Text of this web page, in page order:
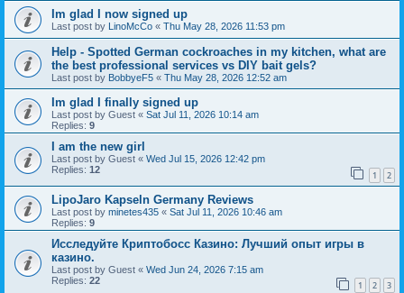
Im glad I now signed up
Last post by LinoMcCo « Thu May 28, 2026 11:53 pm
Help - Spotted German cockroaches in my kitchen, what are
the best professional services vs DIY bait gels?
Last post by BobbyeF5 « Thu May 28, 2026 12:52 am
Im glad I finally signed up
Last post by Guest « Sat Jul 11, 2026 10:14 am
Replies: 9
I am the new girl
Last post by Guest « Wed Jul 15, 2026 12:42 pm
Replies: 12 1 2
LipoJaro Kapseln Germany Reviews
Last post by minetes435 « Sat Jul 11, 2026 10:46 am
Replies: 9
Исследуйте Криптобосс Казино: Лучший опыт игры в
казино.
Last post by Guest « Wed Jun 24, 2026 7:15 am
Replies: 22 1 2 3